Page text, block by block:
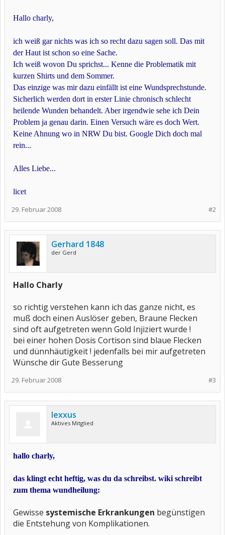
Hallo charly,
ich weiß gar nichts was ich so recht dazu sagen soll. Das mit
der Haut ist schon so eine Sache.
Ich weiß wovon Du sprichst... Kenne die Problematik mit
kurzen Shirts und dem Sommer.
Das einzige was mir dazu einfällt ist eine Wundsprechstunde.
Sicherlich werden dort in erster Linie chronisch schlecht
heilende Wunden behandelt. Aber irgendwie sehe ich Dein
Problem ja genau darin. Einen Versuch wäre es doch Wert.
Keine Ahnung wo in NRW Du bist. Google Dich doch mal
rein...
Alles Liebe...
licet
#2
29. Februar 2008
Gerhard 1848
der Gerd
Hallo Charly
so richtig verstehen kann ich das ganze nicht, es
muß doch einen Auslöser geben, Braune Flecken
sind oft aufgetreten wenn Gold Injiziert wurde !
bei einer hohen Dosis Cortison sind blaue Flecken
und dünnhäutigkeit ! jedenfalls bei mir aufgetreten
Wünsche dir Gute Besserung
#3
29. Februar 2008
lexxus
Aktives Mitglied
hallo charly,
das klingt echt heftig, was du da schreibst. wiki schreibt
zum thema wundheilung:
Gewisse systemische Erkrankungen begünstigen
die Entstehung von Komplikationen.